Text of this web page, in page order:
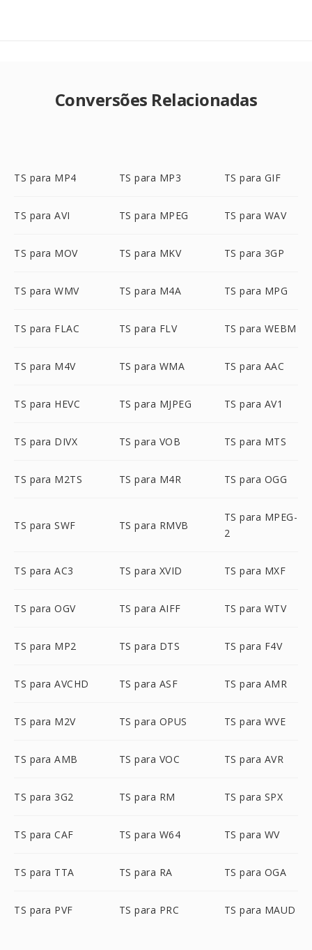
Conversões Relacionadas
TS para MP4 TS para MP3 TS para GIF
TS para AVI TS para MPEG TS para WAV
TS para MOV TS para MKV TS para 3GP
TS para WMV TS para M4A TS para MPG
TS para FLAC TS para FLV TS para WEBM
TS para M4V TS para WMA TS para AAC
TS para HEVC TS para MJPEG TS para AV1
TS para DIVX TS para VOB TS para MTS
TS para M2TS TS para M4R TS para OGG
TS para SWF TS para RMVB
TS para MPEG-
2
TS para AC3 TS para XVID TS para MXF
TS para OGV TS para AIFF TS para WTV
TS para MP2 TS para DTS TS para F4V
TS para AVCHD TS para ASF TS para AMR
TS para M2V TS para OPUS TS para WVE
TS para AMB TS para VOC TS para AVR
TS para 3G2 TS para RM TS para SPX
TS para CAF TS para W64 TS para WV
TS para TTA TS para RA TS para OGA
TS para PVF TS para PRC TS para MAUD